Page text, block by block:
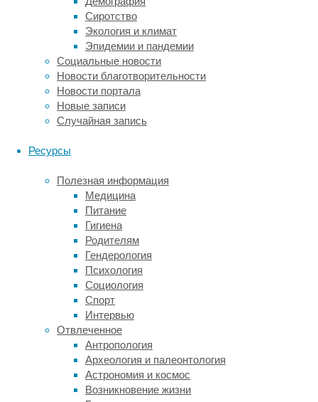
Сиротство
Экология и климат
Эпидемии и пандемии
Социальные новости
Новости благотворительности
Новости портала
Новые записи
Случайная запись
Ресурсы
Полезная информация
Медицина
Питание
Гигиена
Родителям
Гендерология
Психология
Социология
Спорт
Интервью
Отвлеченное
Антропология
Археология и палеонтология
Астрономия и космос
Возникновение жизни
Но
постепенно
появляется
желание
улучшить
и
другие
детали:
эмали,
зубов,
состояние
десен,
свежесть
дыхания.
Это
естественно.
Если
зубы
становятся
ровнее,
хочется,
чтобы
улыбка